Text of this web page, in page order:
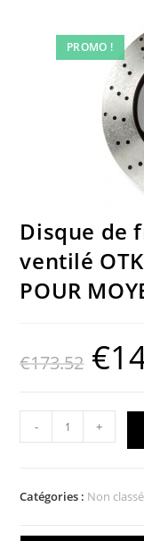
PROMO !
Disque de
ventilé
POUR
€173.52 €
- +
Catégories : Non classé